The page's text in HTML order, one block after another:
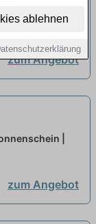
ablehnen
Teams
Haus
zum Angebot
m) in
|
zum Angebot